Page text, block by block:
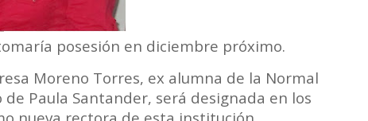
posesión en diciembre próximo.
Moreno Torres, ex alumna de la Normal
de Paula Santander, será designada en los